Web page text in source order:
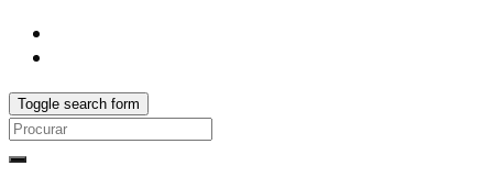
Toggle search form
Search